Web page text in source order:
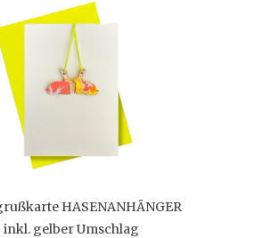
HASENANHÄNGER
inkl. gelber Umschlag